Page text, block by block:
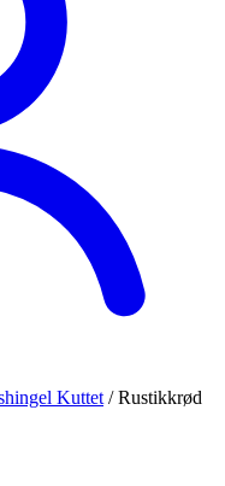
Kuttet / Rustikkrød